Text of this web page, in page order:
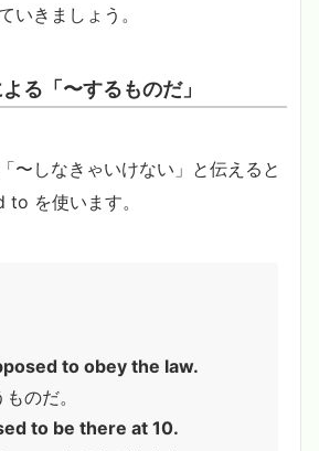
いきましょう。
る「〜するものだ」
〜しなきゃいけない」と伝えると
を使います。
to obey the law.
のだ。
to be there at 10.